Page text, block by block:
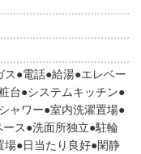
ス 電話 給湯 エレベー
台 システムキッチン
シャワー 室内洗濯置場
ス 洗面所独立 駐輪
場 日当たり良好 閑静